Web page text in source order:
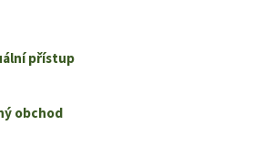
přístup
obchod